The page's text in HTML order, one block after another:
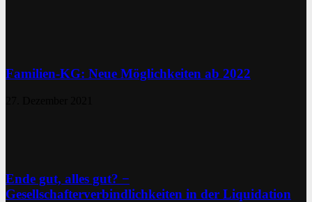
Familien-KG: Neue Möglichkeiten ab 2022
Ende gut, alles gut? −
Gesellschafterverbindlichkeiten in der Liquidation